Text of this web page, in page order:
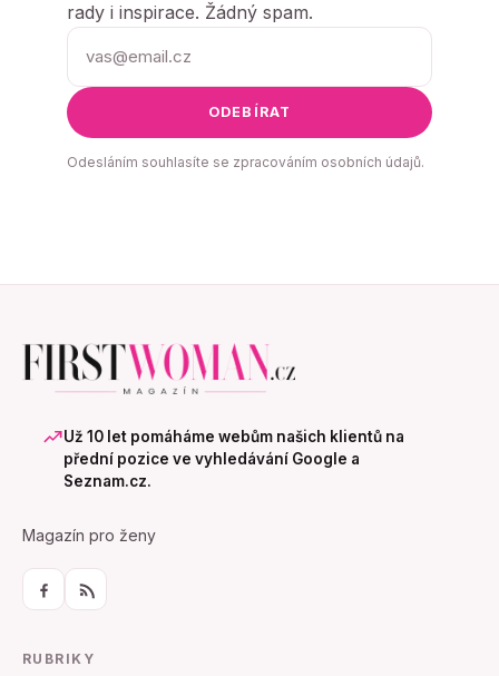
rady i inspirace. Žádný spam.
ODEBÍRAT
Odesláním souhlasíte se zpracováním osobních údajů.
Už 10 let pomáháme webům našich klientů na
přední pozice ve vyhledávání Google a
Seznam.cz.
Magazín pro ženy
RUBRIKY